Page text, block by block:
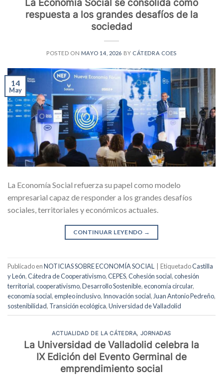
La Economía Social se consolida como
respuesta a los grandes desafíos de la
sociedad
POSTED ON MAYO 14, 2026 BY CÁTEDRA COES
14
May
La Economía Social refuerza su papel como modelo
empresarial capaz de responder a los grandes desafíos
sociales, territoriales y económicos actuales.
CONTINUAR LEYENDO →
Publicado enNOTICIAS SOBRE ECONOMÍA SOCIAL EtiquetadoCastilla
y León,Cátedra de Cooperativismo,CEPES,Cohesión social,cohesión
territorial,cooperativismo,Desarrollo Sostenible,economía circular,
economía social,empleo inclusivo, Innovación social,Juan Antonio Pedreño,
sostenibilidad, Transición ecológica,Universidad de Valladolid
ACTUALIDAD DE LA CÁTEDRA, JORNADAS
La Universidad de Valladolid celebra la
IX Edición del Evento Germinal de
emprendimiento social